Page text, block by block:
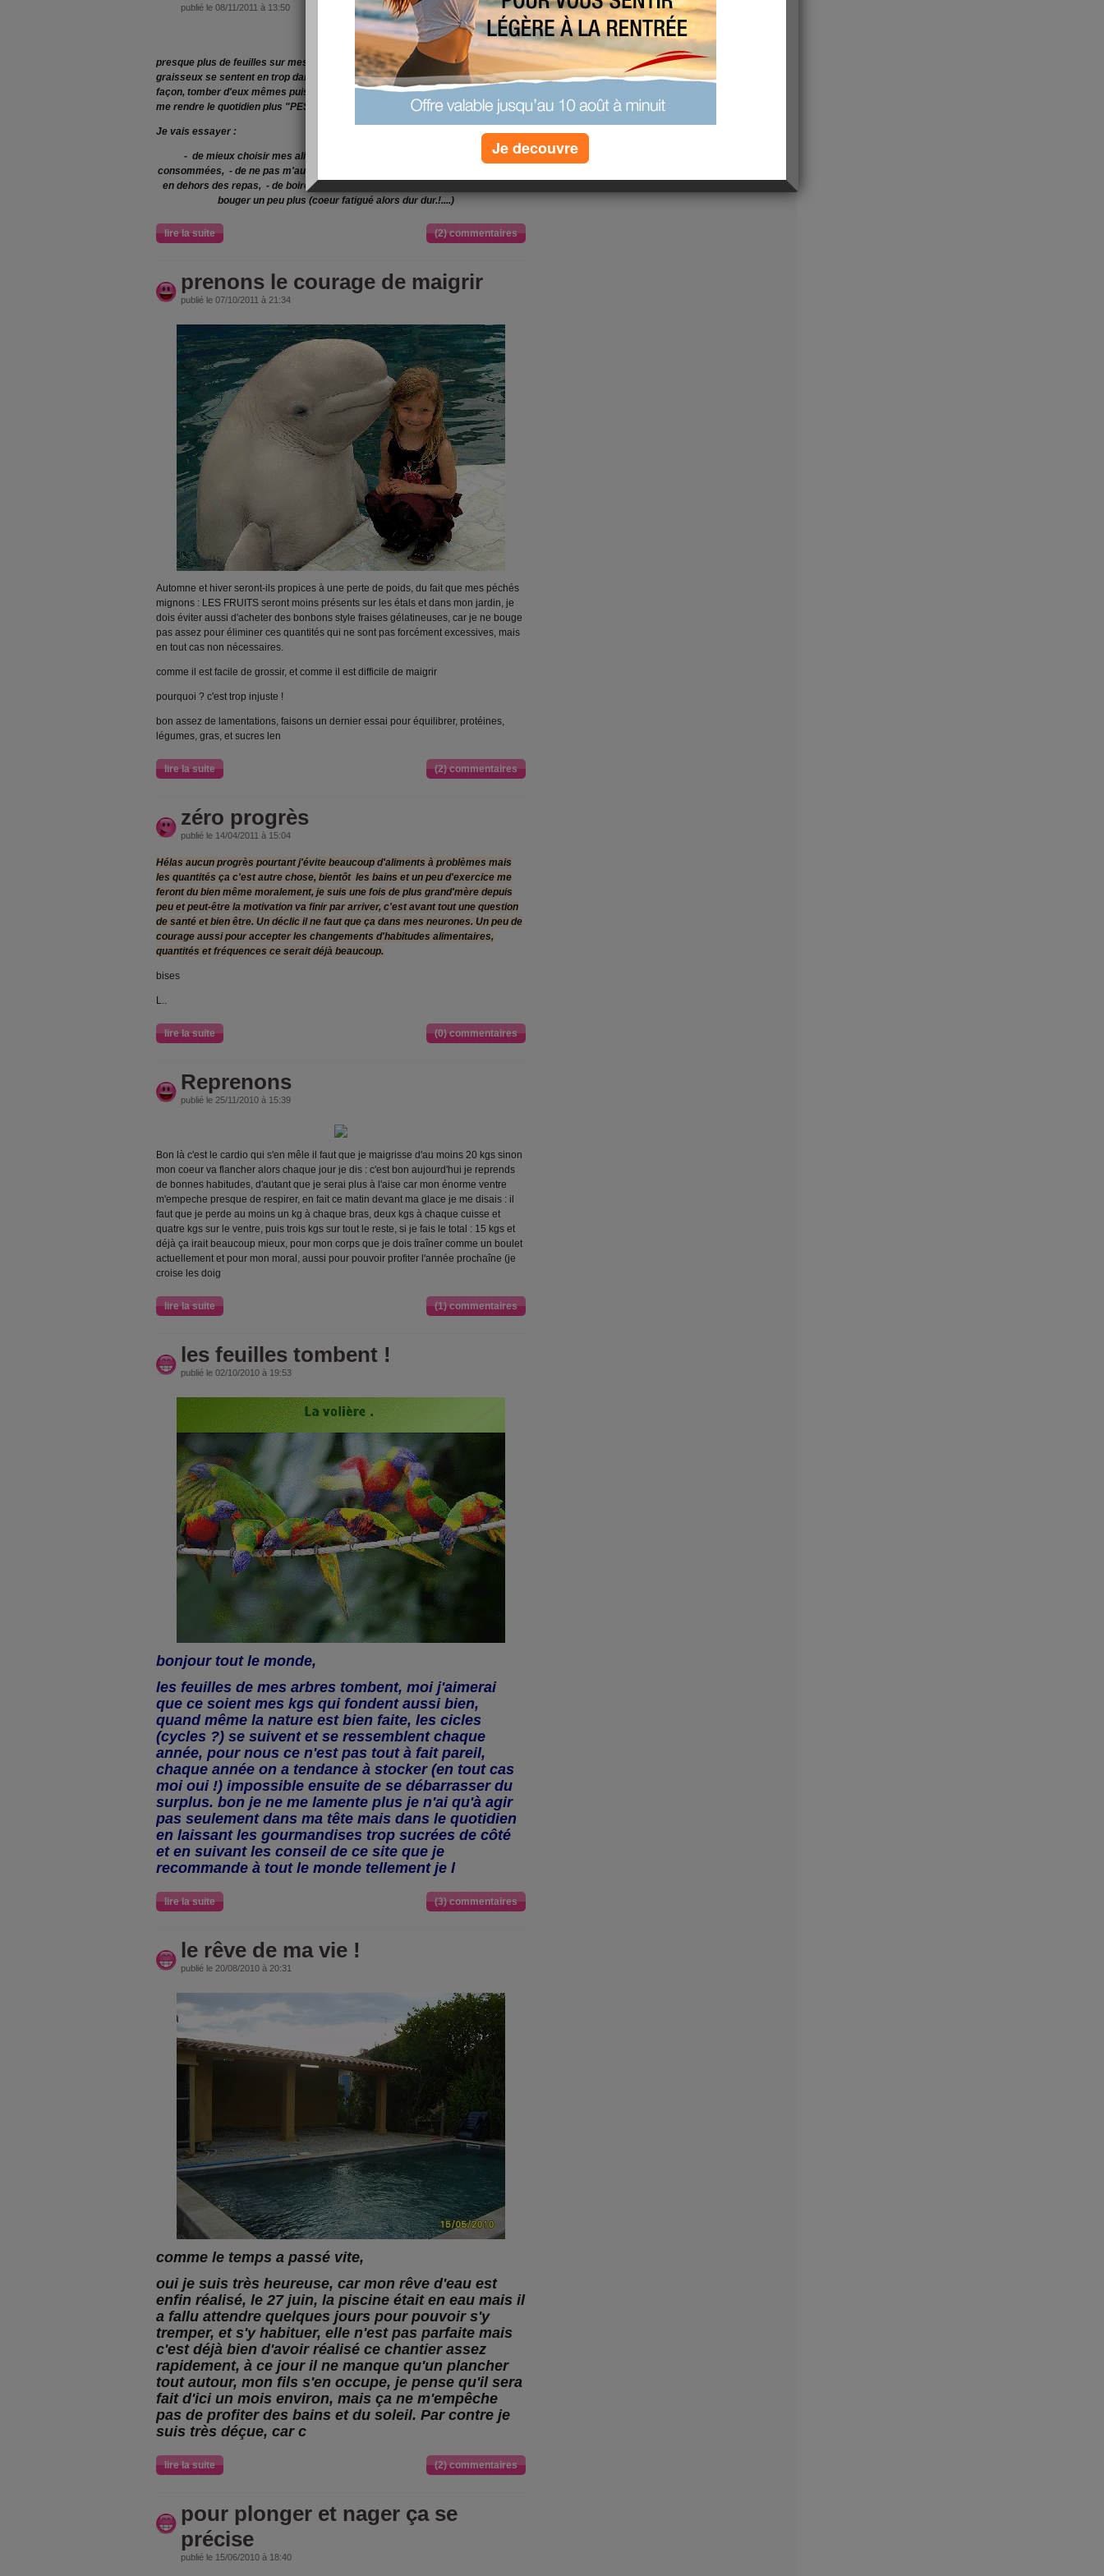
publié le 08/11/2011 à 13:50
presque plus de feuilles sur mes tilleuls, alors supposons que mes surplus
graisseux se sentent en trop dans ma vie, ils n'ont qu'à s'en aller de la même
façon, tomber d'eux mêmes puisqu'ils ne servent à rien qu'à m'encombrer et
me rendre le quotidien plus "PESANT" .
Je vais essayer :
- de mieux choisir mes aliments, - de
me raisonner sur les quantités
consommées, - de ne pas m'autoriser plusieurs desserts,
en dehors des repas, - de boire d'avantage d'eau au cours de la journée, - de
bouger un peu plus (coeur fatigué alors dur dur.!....)
lire la suite (2) commentaires
prenons le courage de maigrir
publié le 07/10/2011 à 21:34
Automne et hiver seront-ils propices à une perte de poids, du fait que mes péchés
mignons : LES FRUITS seront moins présents sur les étals et dans mon jardin, je
dois éviter aussi d'acheter des bonbons style fraises gélatineuses, car je ne bouge
pas assez pour éliminer ces quantités qui ne sont pas forcément excessives, mais
en tout cas non nécessaires.
comme il est facile de grossir, et comme il est difficile de maigrir
pourquoi ? c'est trop injuste !
bon assez de lamentations, faisons un dernier essai pour équilibrer, protéines,
légumes, gras, et sucres len
lire la suite (2) commentaires
zéro progrès
publié le 14/04/2011 à 15:04
Hélas aucun progrès pourtant j'évite beaucoup d'aliments à problèmes mais
les quantités ça c'est autre chose, bientôt les bains et un peu d'exercice me
feront du bien même moralement, je suis une fois de plus grand'mère depuis
peu et peut-être la motivation va finir par arriver, c'est avant tout une question
de santé et bien être. Un déclic il ne faut que ça dans mes neurones. Un peu de
courage aussi pour accepter les changements d'habitudes alimentaires,
quantités et fréquences ce serait déjà beaucoup.
bises
L..
lire la suite (0) commentaires
Reprenons
publié le 25/11/2010 à 15:39
Bon là c'est le cardio qui s'en mêle il faut que je maigrisse d'au moins 20 kgs sinon
mon coeur va flancher alors chaque jour je dis : c'est bon aujourd'hui je reprends
de bonnes habitudes, d'autant que je serai plus à l'aise car mon énorme ventre
m'empeche presque de respirer, en fait ce matin devant ma glace je me disais : il
faut que je perde au moins un kg à chaque bras, deux kgs à chaque cuisse et
quatre kgs sur le ventre, puis trois kgs sur tout le reste, si je fais le total : 15 kgs et
déjà ça irait beaucoup mieux, pour mon corps que je dois traîner comme un boulet
actuellement et pour mon moral, aussi pour pouvoir profiter l'année prochaîne (je
croise les doig
lire la suite (1) commentaires
les feuilles tombent !
publié le 02/10/2010 à 19:53
bonjour tout le monde,
les feuilles de mes arbres tombent, moi j'aimerai
que ce soient mes kgs qui fondent aussi bien,
quand même la nature est bien faite, les cicles
(cycles ?) se suivent et se ressemblent chaque
année, pour nous ce n'est pas tout à fait pareil,
chaque année on a tendance à stocker (en tout cas
moi oui !) impossible ensuite de se débarrasser du
surplus. bon je ne me lamente plus je n'ai qu'à agir
pas seulement dans ma tête mais dans le quotidien
en laissant les gourmandises trop sucrées de côté
et en suivant les conseil de ce site que je
recommande à tout le monde tellement je l
lire la suite (3) commentaires
le rêve de ma vie !
publié le 20/08/2010 à 20:31
comme le temps a passé vite,
oui je suis très heureuse, car mon rêve d'eau est
enfin réalisé, le 27 juin, la piscine était en eau mais il
a fallu attendre quelques jours pour pouvoir s'y
tremper, et s'y habituer, elle n'est pas parfaite mais
c'est déjà bien d'avoir réalisé ce chantier assez
rapidement, à ce jour il ne manque qu'un plancher
tout autour, mon fils s'en occupe, je pense qu'il sera
fait d'ici un mois environ, mais ça ne m'empêche
pas de profiter des bains et du soleil. Par contre je
suis très déçue, car c
lire la suite (2) commentaires
pour plonger et nager ça se
précise
publié le 15/06/2010 à 18:40
Je decouvre